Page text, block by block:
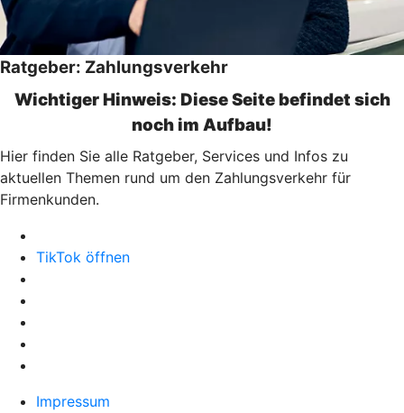
Ratgeber: Zahlungsverkehr
Wichtiger Hinweis: Diese Seite befindet sich
noch im Aufbau!
Hier finden Sie alle Ratgeber, Services und Infos zu
aktuellen Themen rund um den Zahlungsverkehr für
Firmenkunden.
TikTok öffnen
Impressum